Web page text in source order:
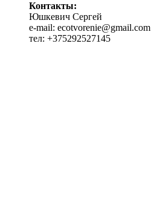
Контакты:
Юшкевич Сергей
e-mail: ecotvorenie@gmail.com
тел: +375292527145